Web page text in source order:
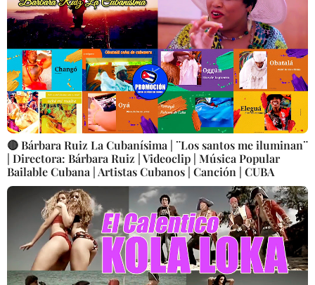
🔴 Bárbara Ruiz La Cubanísima | ¨Los santos me iluminan¨
| Directora: Bárbara Ruiz | Videoclip | Música Popular
Bailable Cubana | Artistas Cubanos | Canción | CUBA